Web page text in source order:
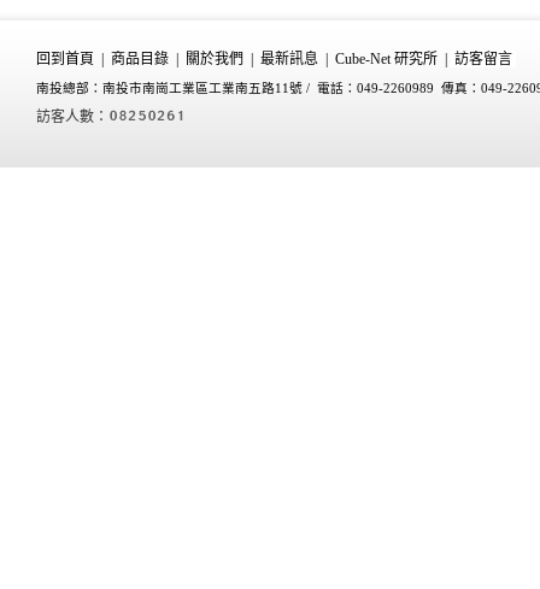
回到首頁 商品目錄 關於我們 最新訊息 Cube-Net 研究所 訪客留言
南投總部：南投市南崗工業區工業南五路11號 / 電話：049-2260989 傳真：049-
訪客人數：